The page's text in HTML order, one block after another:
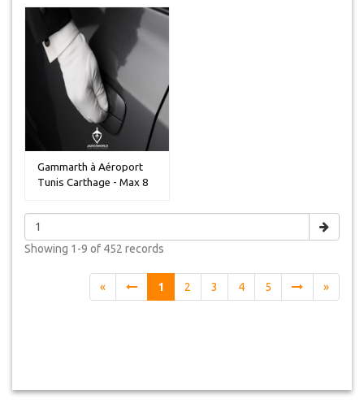
Gammarth à Aéroport
Tunis Carthage - Max 8
Showing 1-9 of 452 records
« 1 2 3 4 5 »